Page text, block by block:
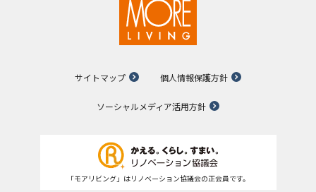
サイトマップ 個人情報保護方針
ソーシャルメディア活用方針
「モアリビング」はリノベーション協議会の正会員です。